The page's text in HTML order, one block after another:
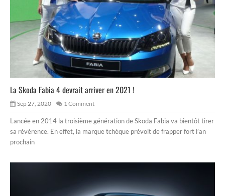
La Skoda Fabia 4 devrait arriver en 2021 !
Sep 27, 2020 1 Comment
Lancée en 2014 la troisième génération de Skoda Fabia va bientôt tirer
sa révérence. En effet, la marque tchèque prévoit de frapper fort l’an
prochain